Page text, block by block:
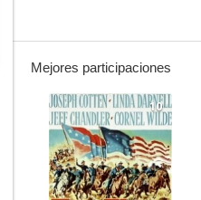
Mejores participaciones
10